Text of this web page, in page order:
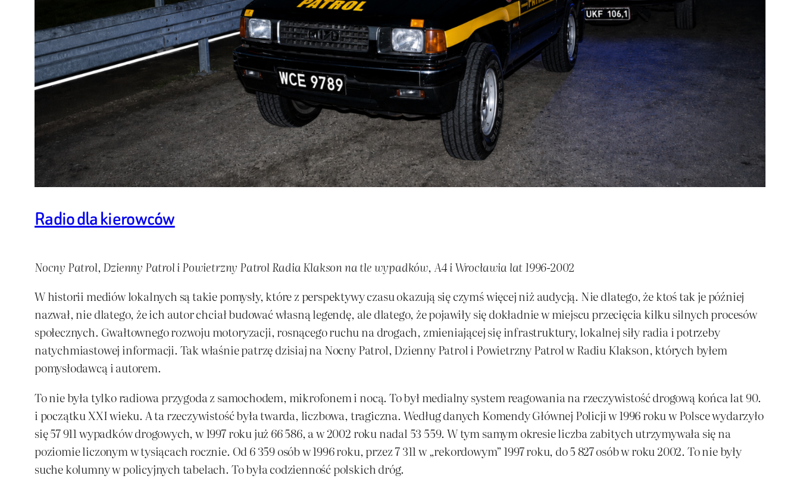
Radio dla kierowców
Nocny Patrol, Dzienny Patrol i Powietrzny Patrol Radia Klakson na tle wypadków, A4 i Wrocławia lat 1996-2002
W historii mediów lokalnych są takie pomysły, które z perspektywy czasu okazują się czymś więcej niż audycją. Nie dlatego, że ktoś tak je później
nazwał, nie dlatego, że ich autor chciał budować własną legendę, ale dlatego, że pojawiły się dokładnie w miejscu przecięcia kilku silnych procesów
społecznych. Gwałtownego rozwoju motoryzacji, rosnącego ruchu na drogach, zmieniającej się infrastruktury, lokalnej siły radia i potrzeby
natychmiastowej informacji. Tak właśnie patrzę dzisiaj na Nocny Patrol, Dzienny Patrol i Powietrzny Patrol w Radiu Klakson, których byłem
pomysłodawcą i autorem.
To nie była tylko radiowa przygoda z samochodem, mikrofonem i nocą. To był medialny system reagowania na rzeczywistość drogową końca lat 90.
i początku XXI wieku. A ta rzeczywistość była twarda, liczbowa, tragiczna. Według danych Komendy Głównej Policji w 1996 roku w Polsce wydarzyło
się 57 911 wypadków drogowych, w 1997 roku już 66 586, a w 2002 roku nadal 53 559. W tym samym okresie liczba zabitych utrzymywała się na
poziomie liczonym w tysiącach rocznie. Od 6 359 osób w 1996 roku, przez 7 311 w „rekordowym” 1997 roku, do 5 827 osób w roku 2002. To nie były
suche kolumny w policyjnych tabelach. To była codzienność polskich dróg.